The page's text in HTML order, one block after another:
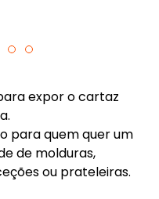
expor o cartaz
para quem quer um
de molduras,
ou prateleiras.